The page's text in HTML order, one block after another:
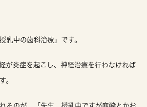
乳中の歯科治療」です。
が炎症を起こし、神経治療を行わなければ
。
るのが、「先生、授乳中ですが麻酔とかお